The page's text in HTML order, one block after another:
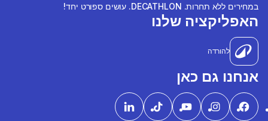
במחירים ללא תחרות. DECATHLON. עושים ספורט יחד!
האפליקציה שלנו
להורדה
אנחנו גם כאן